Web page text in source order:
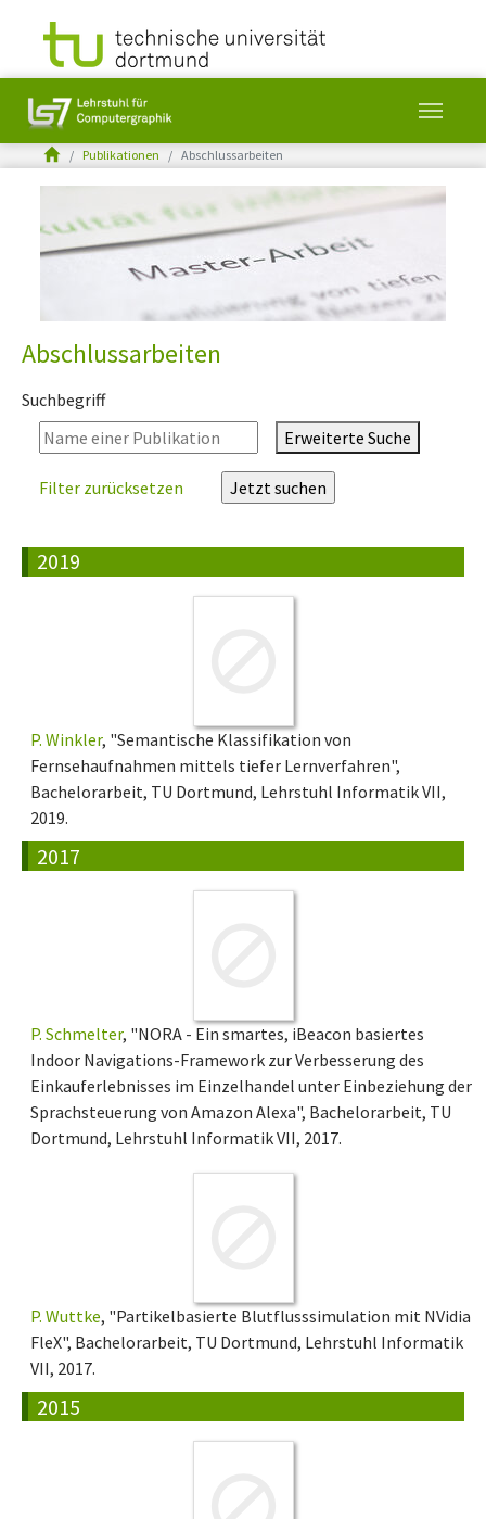
Skip to main content
You are here:Publikationen Abschlussarbeiten
Abschlussarbeiten
Suchbegriff
Erweiterte Suche
Filter zurücksetzen
2019
P. Winkler, "Semantische Klassifikation von
Fernsehaufnahmen mittels tiefer Lernverfahren",
Bachelorarbeit, TU Dortmund, Lehrstuhl Informatik VII,
2019.
2017
P. Schmelter, "NORA - Ein smartes, iBeacon basiertes
Indoor Navigations-Framework zur Verbesserung des
Einkauferlebnisses im Einzelhandel unter Einbeziehung der
Sprachsteuerung von Amazon Alexa", Bachelorarbeit, TU
Dortmund, Lehrstuhl Informatik VII, 2017.
P. Wuttke, "Partikelbasierte Blutflusssimulation mit NVidia
FleX", Bachelorarbeit, TU Dortmund, Lehrstuhl Informatik
VII, 2017.
2015